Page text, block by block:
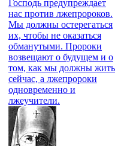
Господь предупреждает
нас против лжепророков.
Мы должны остерегаться
их, чтобы не оказаться
обманутыми. Пророки
возвещают о будущем и о
том, как мы должны жить
сейчас, а лжепророки
одновременно и
лжеучители.